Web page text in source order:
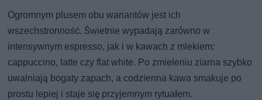
Ogromnym plusem obu wariantów jest ich
wszechstronność. Świetnie wypadają zarówno w
intensywnym espresso, jak i w kawach z mlekiem:
cappuccino, latte czy flat white. Po zmieleniu ziarna szybko
uwalniają bogaty zapach, a codzienna kawa smakuje po
prostu lepiej i staje się przyjemnym rytuałem.